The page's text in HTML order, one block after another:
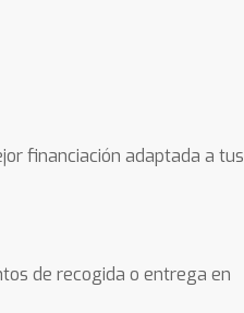
financiación adaptada a tus
de recogida o entrega en